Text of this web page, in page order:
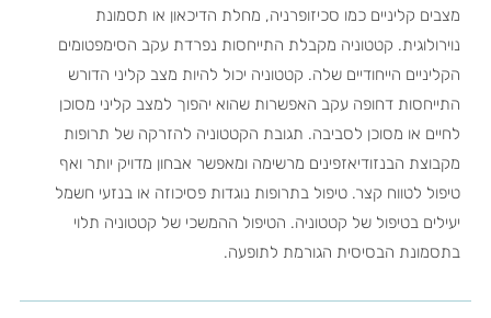
מצבים קליניים כמו סכיזופרניה, מחלת הדיכאון או תסמונת
נוירולוגית. קטטוניה מקבלת התייחסות נפרדת עקב הסימפטומים
הקליניים הייחודיים שלה. קטטוניה יכול להיות מצב קליני הדורש
התייחסות דחופה עקב האפשרות שהוא יהפוך למצב קליני מסוכן
לחיים או מסוכן לסביבה. תגובת הקטטוניה להזרקה של תרופות
מקבוצת הבנזודיאזפינים מרשימה ומאפשר אבחון מדויק יותר ואף
טיפול לטווח קצר. טיפול בתרופות נוגדות פסיכוזה או בנזעי חשמל
יעילים בטיפול של קטטוניה. הטיפול ההמשכי של קטטוניה תלוי
בתסמונת הבסיסית הגורמת לתופעה.